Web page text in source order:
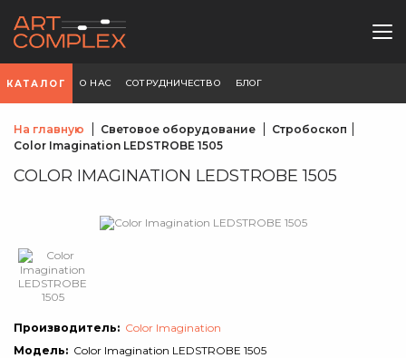
КАТАЛОГ О НАС СОТРУДНИЧЕСТВО БЛОГ
На главную Световое оборудование
Стробоскоп
Color Imagination LEDSTROBE 1505
COLOR IMAGINATION LEDSTROBE 1505
Производитель: Color Imagination
Модель: Color Imagination LEDSTROBE 1505